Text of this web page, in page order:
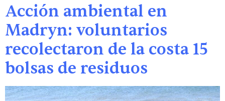
Acción ambiental en
Madryn: voluntarios
recolectaron de la costa 15
bolsas de residuos